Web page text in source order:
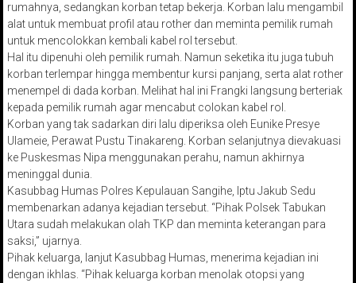
rumahnya, sedangkan korban tetap bekerja. Korban lalu mengambil
alat untuk membuat profil atau rother dan meminta pemilik rumah
untuk mencolokkan kembali kabel rol tersebut.
Hal itu dipenuhi oleh pemilik rumah. Namun seketika itu juga tubuh
korban terlempar hingga membentur kursi panjang, serta alat rother
menempel di dada korban. Melihat hal ini Frangki langsung berteriak
kepada pemilik rumah agar mencabut colokan kabel rol.
Korban yang tak sadarkan diri lalu diperiksa oleh Eunike Presye
Ulameie, Perawat Pustu Tinakareng. Korban selanjutnya dievakuasi
ke Puskesmas Nipa menggunakan perahu, namun akhirnya
meninggal dunia.
Kasubbag Humas Polres Kepulauan Sangihe, Iptu Jakub Sedu
membenarkan adanya kejadian tersebut. “Pihak Polsek Tabukan
Utara sudah melakukan olah TKP dan meminta keterangan para
saksi,” ujarnya.
Pihak keluarga, lanjut Kasubbag Humas, menerima kejadian ini
dengan ikhlas. “Pihak keluarga korban menolak otopsi yang